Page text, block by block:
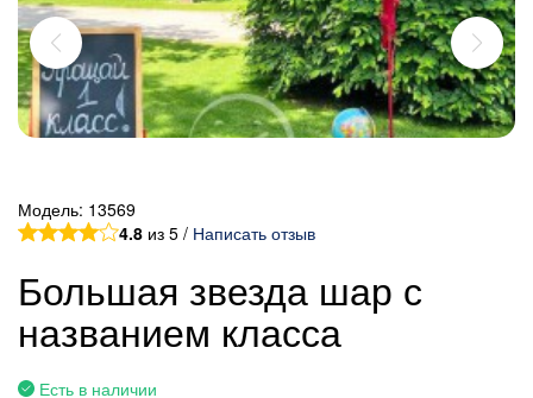
Модель: 13569
4.8 из 5 / Написать отзыв
Большая звезда шар с
названием класса
Есть в наличии